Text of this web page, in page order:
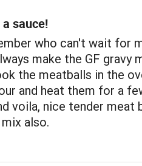
sauce!
who can't wait for
make the GF gravy
the meatballs in the
and heat them for a
voila, nice tender meat
also.